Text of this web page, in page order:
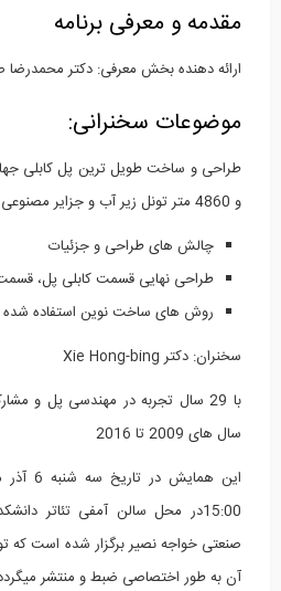
مقدمه و معرفی برنامه
ارائه دهنده بخش معرفی: دکتر محمدرضا
موضوعات سخنرانی:
و 4860 متر تونل زیر آب و جزایر مصنوعی
چالش های طراحی و جزئیات
طراحی نهایی قسمت کابلی پل،
روش های ساخت نوین استفاده شده
سخنران: دکتر Xie Hong-bing
سال های 2009 تا 2016
15:00در محل سالن آمفی تئاتر
آن به طور اختصاصی ضبط و منتشر